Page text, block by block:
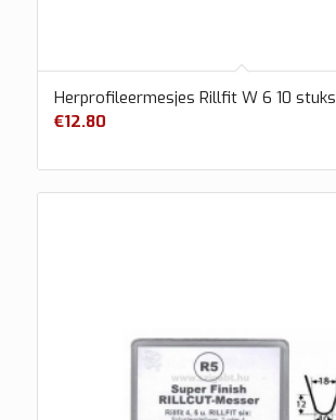
Herprofileermesjes Rillfit W 6 10 stuks
€12.80